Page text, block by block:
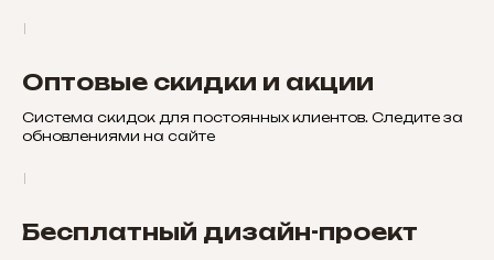
Оптовые скидки и акции
Система скидок для постоянных клиентов. Следите за
обновлениями на сайте
Бесплатный дизайн-проект